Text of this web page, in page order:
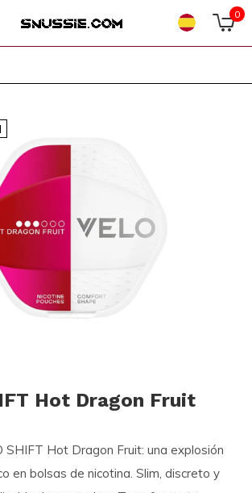
0
Hot Dragon Fruit
SHIFT Hot Dragon Fruit: una explosión
en bolsas de nicotina. Slim, discreto y